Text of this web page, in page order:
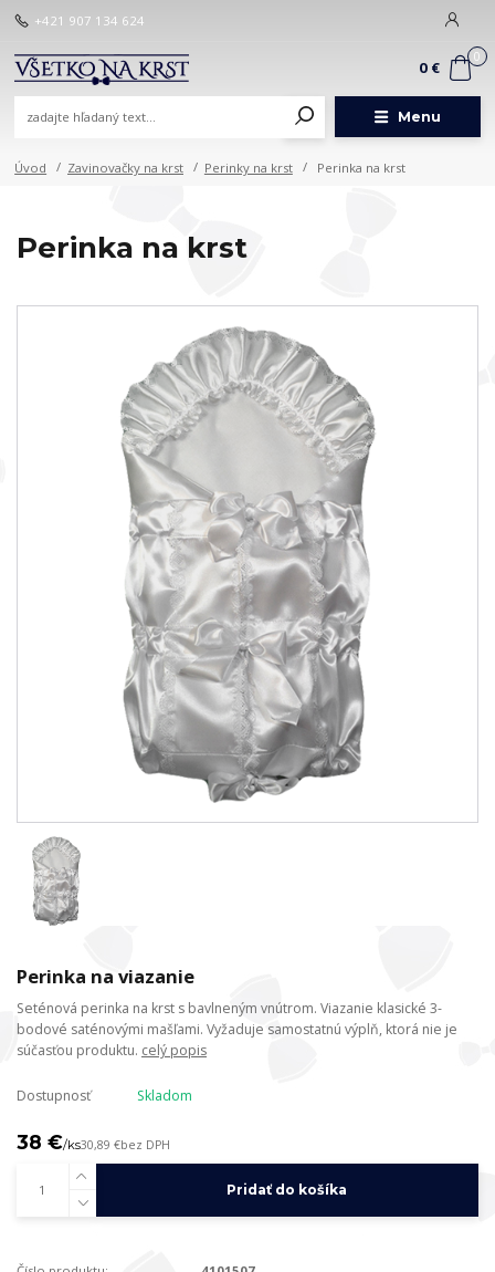
Menu
+421 907 134 624
0
0 €
Úvod Zavinovačky na krst Perinky na krst Perinka na krst
Perinka na krst
Perinka na viazanie
Seténová perinka na krst s bavlneným vnútrom. Viazanie klasické 3-
bodové saténovými mašľami. Vyžaduje samostatnú výplň, ktorá nie je
súčasťou produktu. celý popis
Dostupnosť Skladom
38 €/ks30,89 €bez DPH
Pridať do košíka